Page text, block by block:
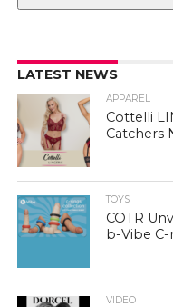
LATEST NEWS
APPAREL
Cottelli
Catchers
TOYS
COTR
b-Vibe C-
VIDEO